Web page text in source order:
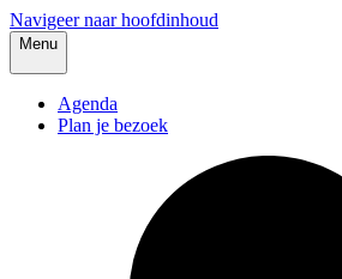
Navigeer naar hoofdinhoud
Menu
Agenda
Plan je bezoek